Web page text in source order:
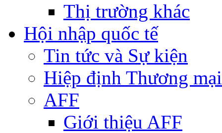
Thị trường khác
Hội nhập quốc tế
Tin tức và Sự kiện
Hiệp định Thương
AFF
Giới thiệu AFF